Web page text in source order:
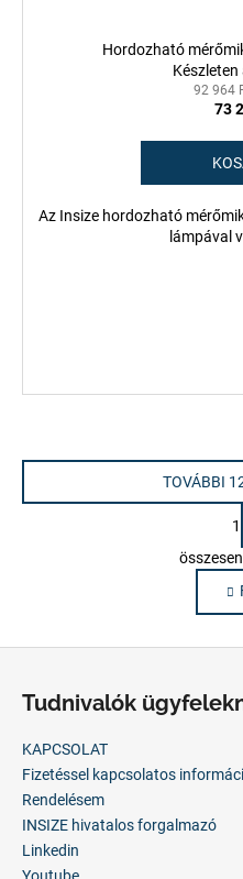
Hordozható
Készleten
92 964
73
Az Insize hordozható
lámpával
TOVÁBBI
1
összesen
Tudnivalók
KAPCSOLAT
Fizetéssel kapcsolatos
Rendelésem
INSIZE hivatalos forgalmazó
Linkedin